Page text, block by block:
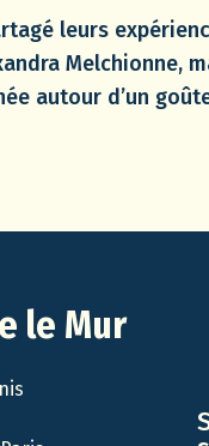
leurs
Melchionne,
autour d’un
le Mur